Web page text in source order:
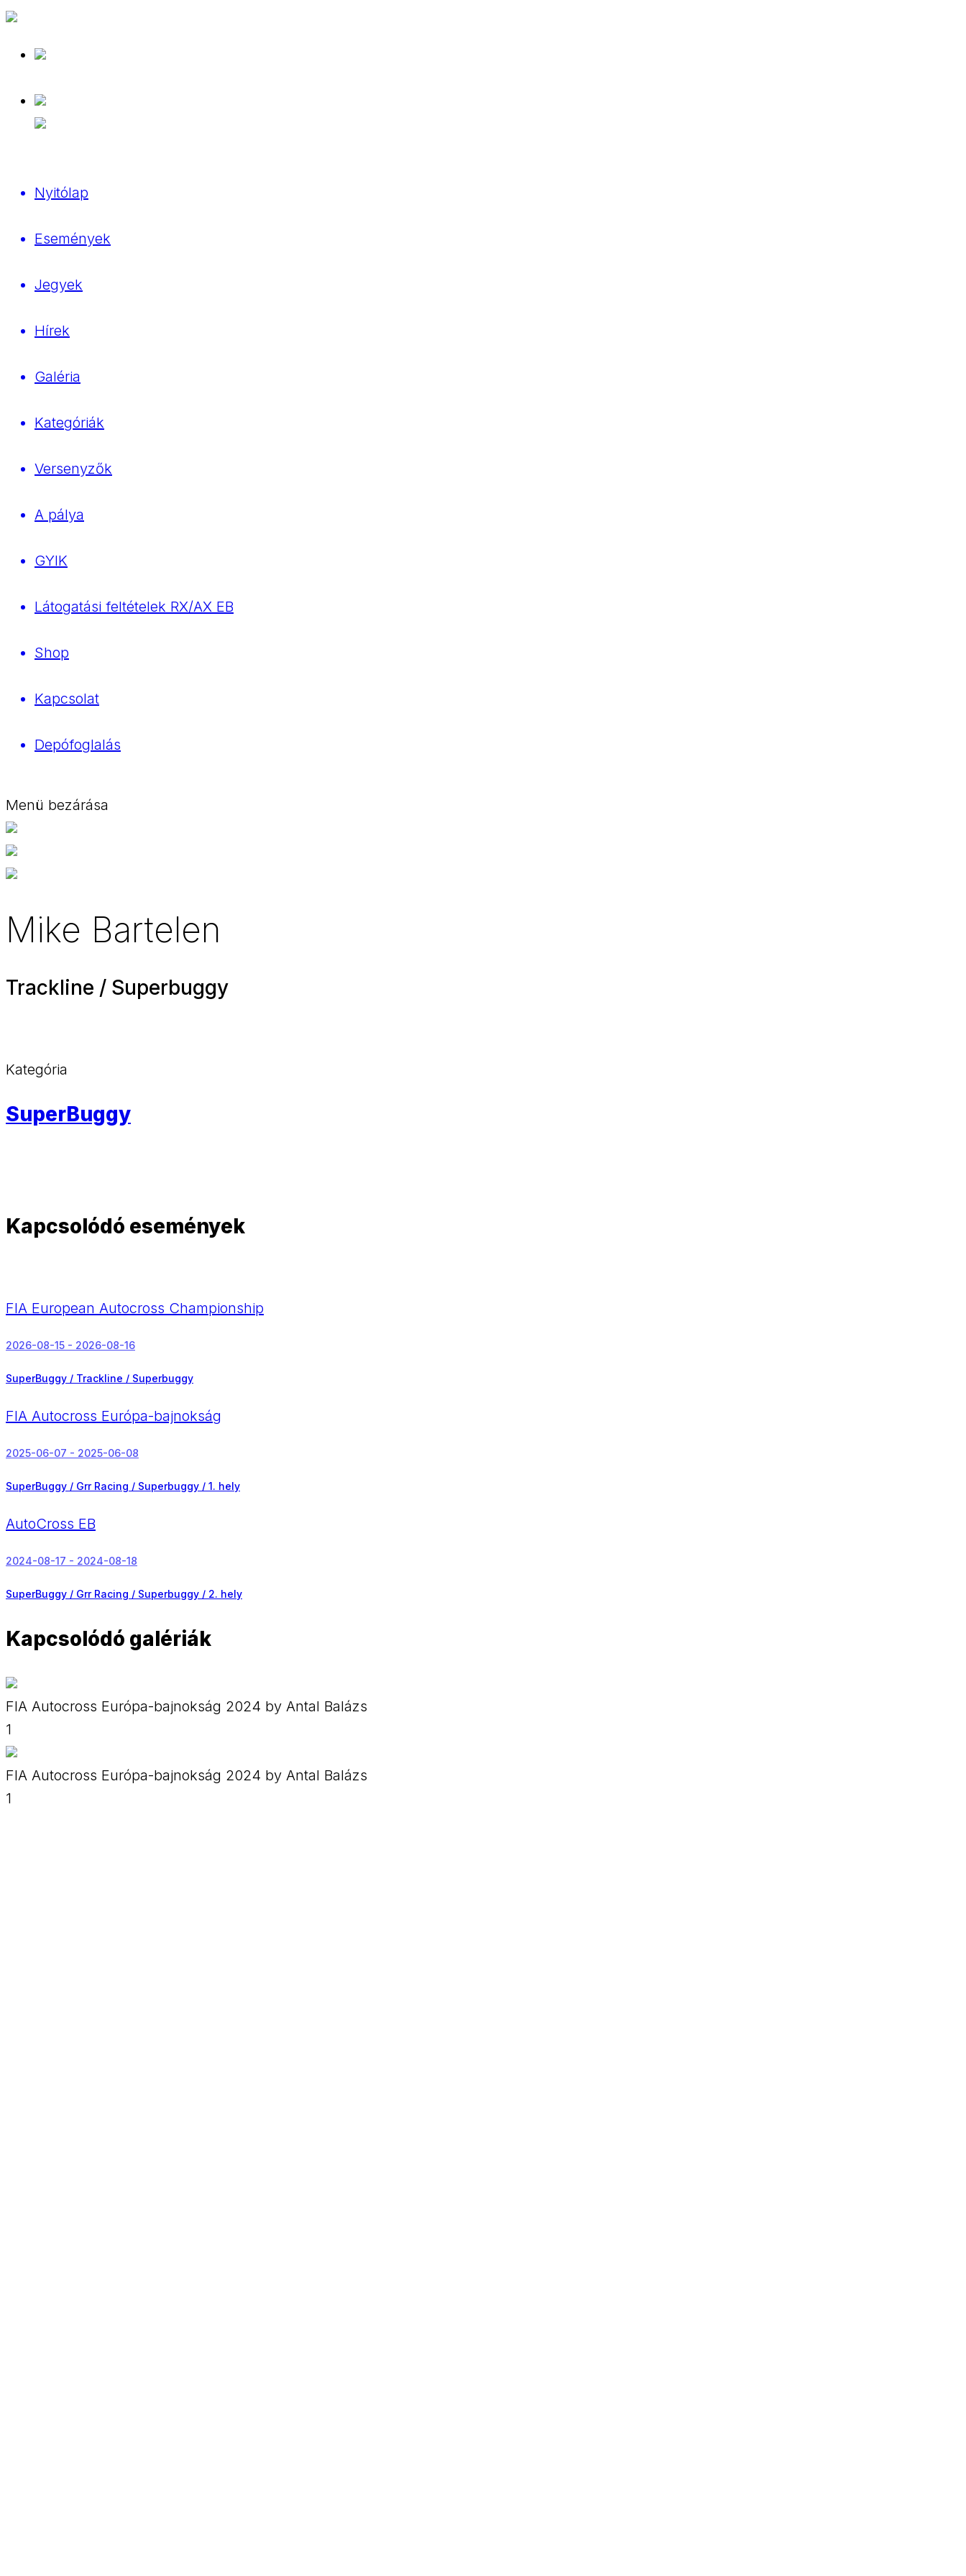
Nyitólap
Események
Jegyek
Hírek
Galéria
Kategóriák
Versenyzők
A pálya
GYIK
Látogatási feltételek RX/AX EB
Shop
Kapcsolat
Depófoglalás
Menü bezárása
Mike Bartelen
Trackline / Superbuggy
Kategória
SuperBuggy
Kapcsolódó események
FIA European Autocross Championship
2026-08-15 - 2026-08-16
SuperBuggy / Trackline / Superbuggy
FIA Autocross Európa-bajnokság
2025-06-07 - 2025-06-08
SuperBuggy / Grr Racing / Superbuggy / 1. hely
AutoCross EB
2024-08-17 - 2024-08-18
SuperBuggy / Grr Racing / Superbuggy / 2. hely
Kapcsolódó galériák
FIA Autocross Európa-bajnokság 2024 by Antal Balázs
1
FIA Autocross Európa-bajnokság 2024 by Antal Balázs
1